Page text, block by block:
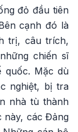
đỏ đầu tiên
cạnh đó là
trị, câu trích,
chiến sĩ
quốc. Mặc dù
nghiệt, bị tra
nhà tù thành
này, các Đảng